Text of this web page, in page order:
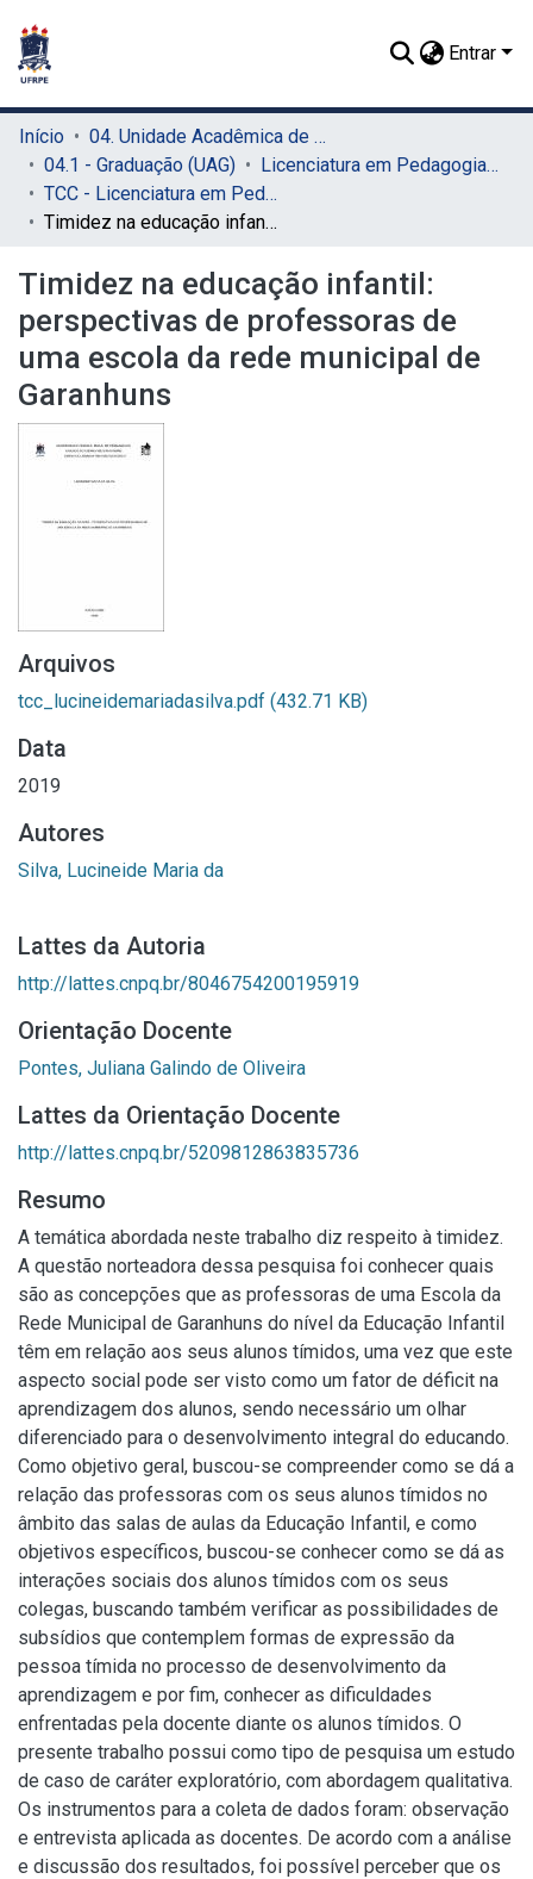
Entrar
Início
04. Unidade Acadêmica de Garanhuns (UAG)
04.1 - Graduação (UAG)
Licenciatura em Pedagogia (UAG)
TCC - Licenciatura em Pedagogia (UAG)
Timidez na educação infantil: perspectivas de professoras de uma escola da rede municipal de Garanhuns
Timidez na educação infantil:
perspectivas de professoras de
uma escola da rede municipal de
Garanhuns
Arquivos
tcc_lucineidemariadasilva.pdf (432.71 KB)
Data
2019
Autores
Silva, Lucineide Maria da
Lattes da Autoria
http://lattes.cnpq.br/8046754200195919
Orientação Docente
Pontes, Juliana Galindo de Oliveira
Lattes da Orientação Docente
http://lattes.cnpq.br/5209812863835736
Resumo
A temática abordada neste trabalho diz respeito à timidez.
A questão norteadora dessa pesquisa foi conhecer quais
são as concepções que as professoras de uma Escola da
Rede Municipal de Garanhuns do nível da Educação Infantil
têm em relação aos seus alunos tímidos, uma vez que este
aspecto social pode ser visto como um fator de déficit na
aprendizagem dos alunos, sendo necessário um olhar
diferenciado para o desenvolvimento integral do educando.
Como objetivo geral, buscou-se compreender como se dá a
relação das professoras com os seus alunos tímidos no
âmbito das salas de aulas da Educação Infantil, e como
objetivos específicos, buscou-se conhecer como se dá as
interações sociais dos alunos tímidos com os seus
colegas, buscando também verificar as possibilidades de
subsídios que contemplem formas de expressão da
pessoa tímida no processo de desenvolvimento da
aprendizagem e por fim, conhecer as dificuldades
enfrentadas pela docente diante os alunos tímidos. O
presente trabalho possui como tipo de pesquisa um estudo
de caso de caráter exploratório, com abordagem qualitativa.
Os instrumentos para a coleta de dados foram: observação
e entrevista aplicada as docentes. De acordo com a análise
e discussão dos resultados, foi possível perceber que os